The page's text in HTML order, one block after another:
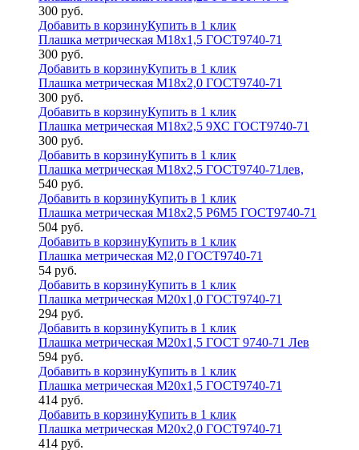
300 руб.
Добавить в корзинуКупить в 1 клик
Плашка метрическая М18х1,5 ГОСТ9740-71
300 руб.
Добавить в корзинуКупить в 1 клик
Плашка метрическая М18х2,0 ГОСТ9740-71
300 руб.
Добавить в корзинуКупить в 1 клик
Плашка метрическая М18х2,5 9ХС ГОСТ9740-71
300 руб.
Добавить в корзинуКупить в 1 клик
Плашка метрическая М18х2,5 ГОСТ9740-71лев,
540 руб.
Добавить в корзинуКупить в 1 клик
Плашка метрическая М18х2,5 Р6М5 ГОСТ9740-71
504 руб.
Добавить в корзинуКупить в 1 клик
Плашка метрическая М2,0 ГОСТ9740-71
54 руб.
Добавить в корзинуКупить в 1 клик
Плашка метрическая М20х1,0 ГОСТ9740-71
294 руб.
Добавить в корзинуКупить в 1 клик
Плашка метрическая М20х1,5 ГОСТ 9740-71 Лев
594 руб.
Добавить в корзинуКупить в 1 клик
Плашка метрическая М20х1,5 ГОСТ9740-71
414 руб.
Добавить в корзинуКупить в 1 клик
Плашка метрическая М20х2,0 ГОСТ9740-71
414 руб.